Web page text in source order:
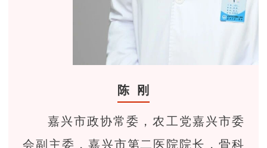
陈 刚
嘉兴市政协常委，农工党嘉兴市委
会副主委，嘉兴市第二医院院长，骨科